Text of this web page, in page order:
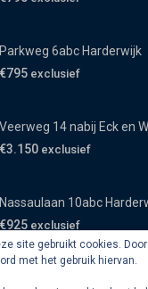
Parkweg 6abc Harderwijk
€795 exclusief
Veerweg 14 nabij Eck en
€3.150 exclusief
Nassaulaan 10abc
€925 exclusief
site gebruikt cookies.
met het gebruik hiervan.